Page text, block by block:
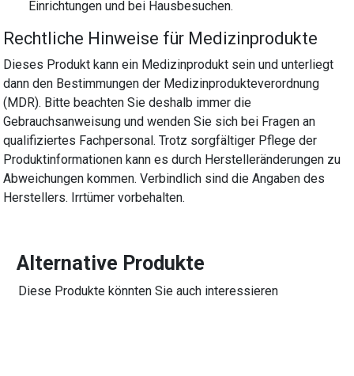
Einrichtungen und bei Hausbesuchen.
Rechtliche Hinweise für Medizinprodukte
Dieses Produkt kann ein Medizinprodukt sein und unterliegt
dann den Bestimmungen der Medizinprodukteverordnung
(MDR). Bitte beachten Sie deshalb immer die
Gebrauchsanweisung und wenden Sie sich bei Fragen an
qualifiziertes Fachpersonal. Trotz sorgfältiger Pflege der
Produktinformationen kann es durch Herstelleränderungen zu
Abweichungen kommen. Verbindlich sind die Angaben des
Herstellers. Irrtümer vorbehalten.
Alternative Produkte
Diese Produkte könnten Sie auch interessieren